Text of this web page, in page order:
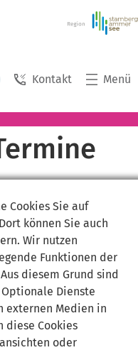
Kontakt Menü
Cookies Sie auf
können Sie auch
Wir nutzen
Funktionen der
diesem Grund sind
Dienste
externen Medien in
diese Cookies
oder